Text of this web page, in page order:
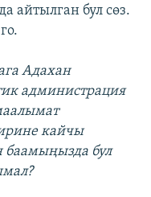
айтылган бул сөз.
Адахан
администрация
кайчы
бул